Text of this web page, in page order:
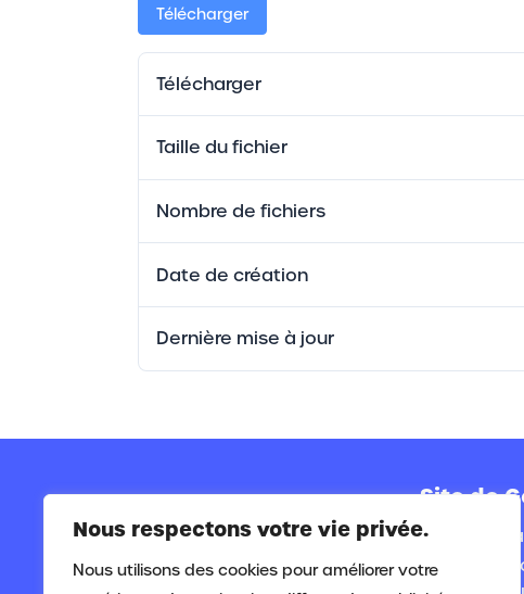
Nous respectons votre vie privée.
Nous utilisons des cookies pour améliorer votre
Télécharger
Télécharger
Taille du fichier
Nombre de fichiers
Date de création
Dernière mise à jour
Site de
Siège
Rue des